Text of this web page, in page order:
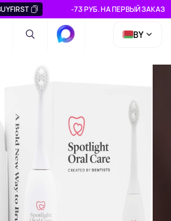
-73 РУБ. НА ПЕРВЫЙ ЗАКАЗ
BY